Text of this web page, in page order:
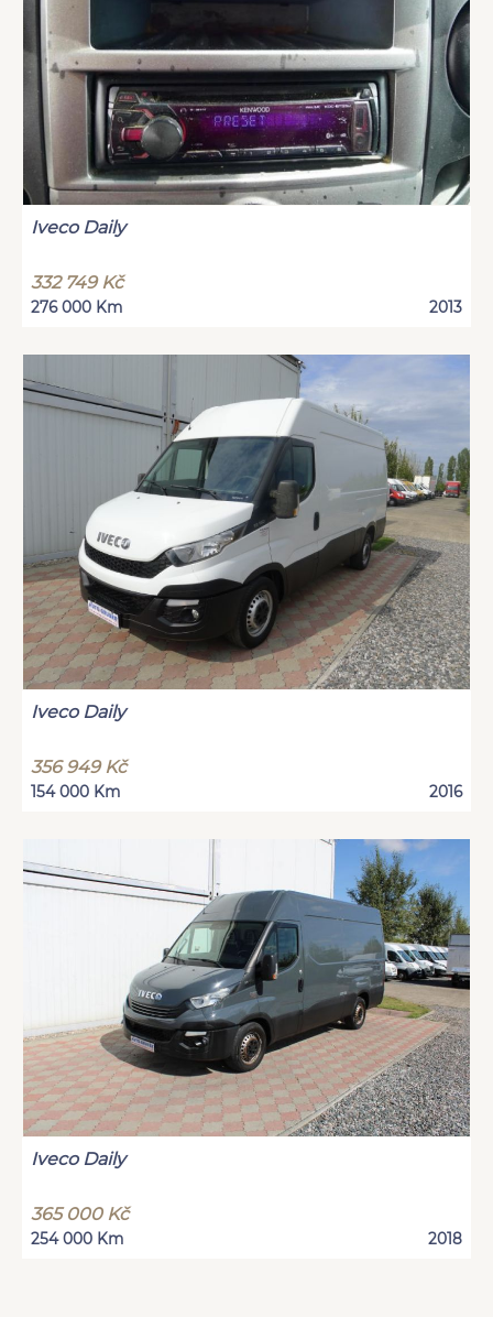
Iveco Daily
332 749 Kč
276 000 Km 2013
Iveco Daily
356 949 Kč
154 000 Km 2016
Iveco Daily
365 000 Kč
254 000 Km 2018